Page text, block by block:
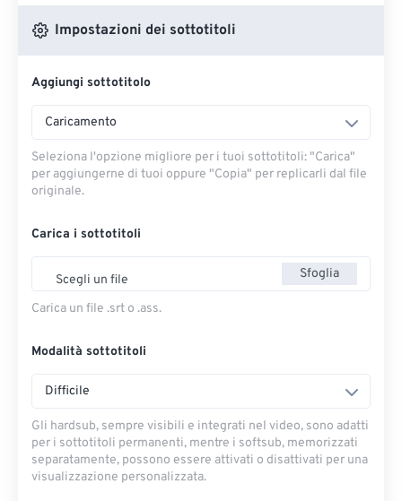
Impostazioni dei sottotitoli
Aggiungi sottotitolo
Caricamento
Seleziona l'opzione migliore per i tuoi sottotitoli: "Carica" ​​
per aggiungerne di tuoi oppure "Copia" per replicarli dal file
originale.
Carica i sottotitoli
Scegli un file Sfoglia
Carica un file .srt o .ass.
Modalità sottotitoli
Difficile
Gli hardsub, sempre visibili e integrati nel video, sono adatti
per i sottotitoli permanenti, mentre i softsub, memorizzati
separatamente, possono essere attivati ​​o disattivati ​​per una
visualizzazione personalizzata.